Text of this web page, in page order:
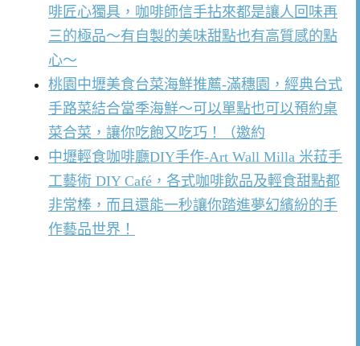
啡匠心獨具，咖啡師信手拈來都是讓人回味再
三的極品～有自製的美味甜點也有高質感的點
心～
桃園中壢美食台菜海鮮推薦-滿穗園，經典台式
手路菜結合當季海鮮～可以單點也可以預約桌
菜合菜，讓你吃飽又吃巧！（邀約
中壢輕食咖啡廳DIY手作-Art Wall Milla 米菈手
工藝術 DIY Café，各式咖啡飲品及輕食甜點都
非常棒，而且還能一秒讓你踏進夢幻繽紛的手
作藝品世界！